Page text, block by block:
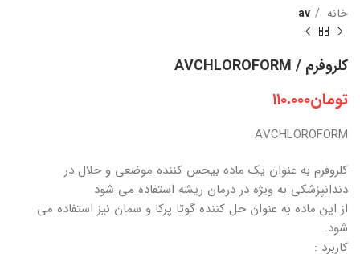
خانه av
کلروفرم / AVCHLOROFORM
تومان۱۱۰.۰۰۰
AVCHLOROFORM
کلروفرم به عنوان یک ماده بیحس کننده موضعی و حلال در
دندانپزشکی به ویژه در درمان ریشه استفاده می شود
از این ماده به عنوان حل کننده گوتا پرکا و سمان نیز استفاده می
شود.
کاربرد :